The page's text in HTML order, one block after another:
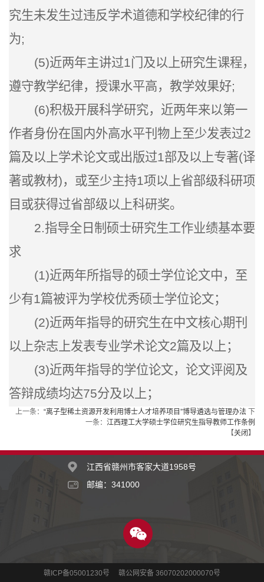
究生未发生过违反学术道德和学校纪律的行
为;
(5)近两年主讲过1门及以上研究生课程，
遵守教学纪律，授课水平高，教学效果好;
(6)积极开展科学研究，近两年来以第一
作者身份在国内外高水平刊物上至少发表过2
篇及以上学术论文或出版过1部及以上专著(译
著或教材)，或至少主持1项以上省部级科研项
目或获得过省部级以上科研奖。
2.指导全日制硕士研究生工作业绩基本要
求
(1)近两年所指导的硕士学位论文中，至
少有1篇被评为学校优秀硕士学位论文；
(2)近两年指导的研究生在中文核心期刊
以上杂志上发表专业学术论文2篇及以上；
(3)近两年指导的学位论文，论文评阅及
答辩成绩均达75分及以上；
上一条： “离子型稀土资源开发利用博士人才培养项目”博导遴选与管理办法 下
一条： 江西理工大学硕士学位研究生指导教师工作条例
【关闭 】
江西省赣州市客家大道1958号
邮编：341000
赣ICP备05001230号 赣公网安备 36070202000070号